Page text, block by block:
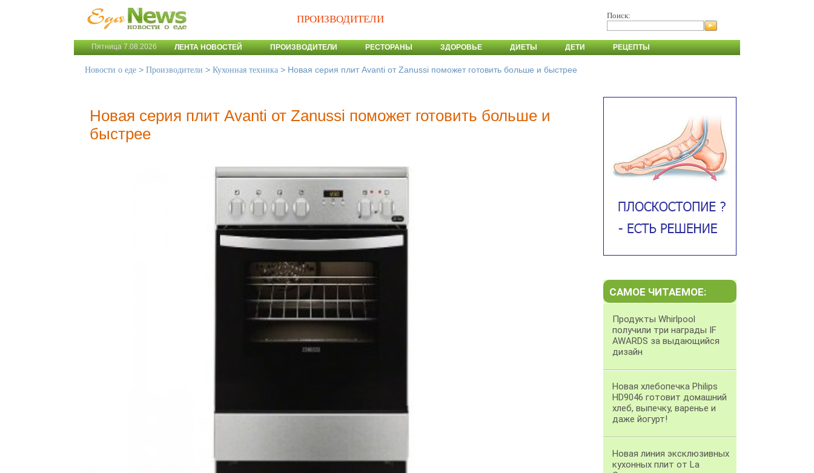
ПРОИЗВОДИТЕЛИ Поиск:
Пятница 7.08.2026 ЛЕНТА НОВОСТЕЙ ПРОИЗВОДИТЕЛИ РЕСТОРАНЫ ЗДОРОВЬЕ ДИЕТЫ ДЕТИ РЕЦЕПТЫ
Новости о еде > Производители > Кухонная техника > Новая серия плит Avanti от Zanussi поможет готовить больше и быстрее
Новая серия плит Avanti от Zanussi поможет готовить больше и
быстрее
САМОЕ ЧИТАЕМОЕ:
Продукты Whirlpool
получили три награды IF
AWARDS за выдающийся
дизайн
Новая хлебопечка Philips
HD9046 готовит домашний
хлеб, выпечку, варенье и
даже йогурт!
Новая линия эксклюзивных
кухонных плит от La